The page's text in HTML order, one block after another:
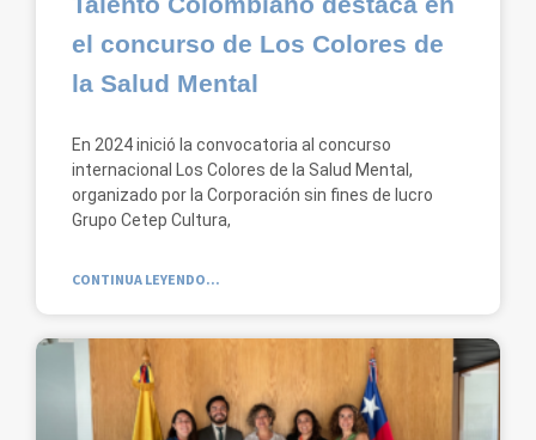
el concurso de Los Colores de
la Salud Mental
En 2024 inició la convocatoria al concurso
internacional Los Colores de la Salud Mental,
organizado por la Corporación sin fines de lucro
Grupo Cetep Cultura,
CONTINUA LEYENDO...